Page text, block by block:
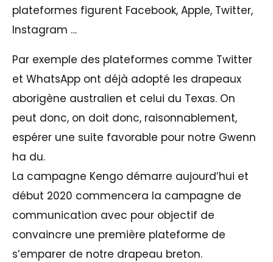
plateformes figurent Facebook, Apple, Twitter,
Instagram …
Par exemple des plateformes comme Twitter
et WhatsApp ont déjà adopté les drapeaux
aborigène australien et celui du Texas. On
peut donc, on doit donc, raisonnablement,
espérer une suite favorable pour notre Gwenn
ha du.
La campagne Kengo démarre aujourd’hui et
début 2020 commencera la campagne de
communication avec pour objectif de
convaincre une première plateforme de
s’emparer de notre drapeau breton.